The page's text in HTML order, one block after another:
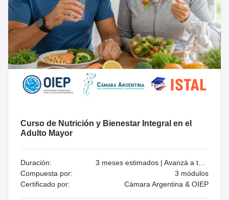
Curso de Nutrición y Bienestar Integral en el
Adulto Mayor
Duración:
Compuesta por:
3 módulos
Certificado por:
Cámara Argentina & OIEP